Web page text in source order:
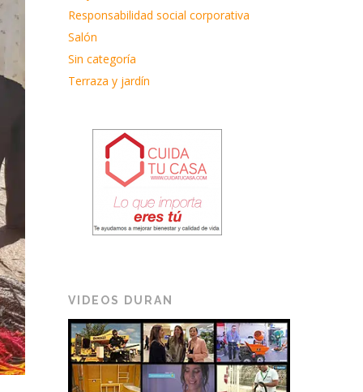
Responsabilidad social corporativa
Salón
Sin categoría
Terraza y jardín
VIDEOS DURAN